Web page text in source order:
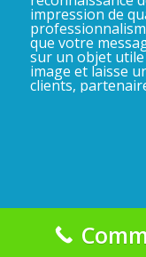
impression de
que votre
sur un objet
image et laisse
clients,
La Gadgeterie 2025©